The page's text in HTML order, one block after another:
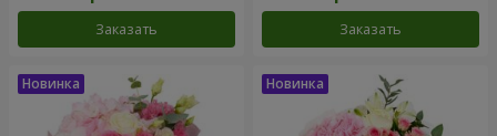
Заказать Заказать